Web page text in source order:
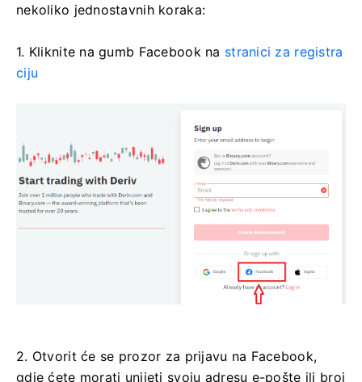
nekoliko jednostavnih koraka:
1. Kliknite na gumb Facebook na stranici za registra
ciju
2. Otvorit će se prozor za prijavu na Facebook,
gdje ćete morati unijeti svoju adresu e-pošte ili broj